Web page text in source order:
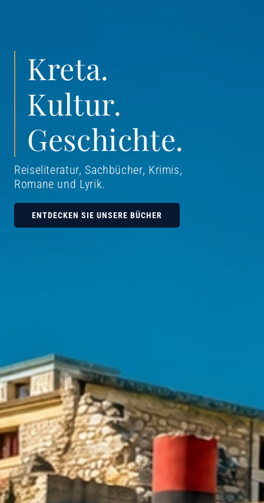
Kreta.
Kultur.
Geschichte.
Reiseliteratur, Sachbücher, Krimis,
Romane und Lyrik.
ENTDECKEN SIE UNSERE BÜCHER